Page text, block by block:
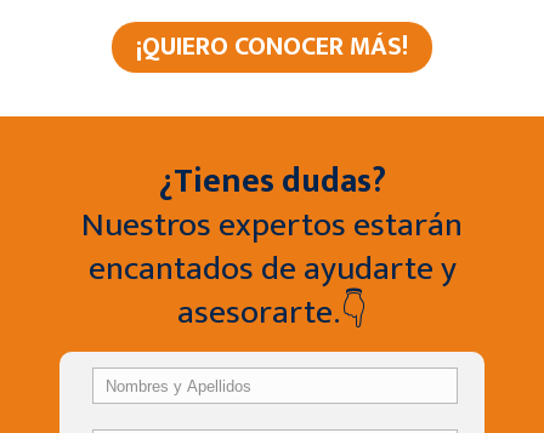
¡QUIERO CONOCER MÁS!
¿Tienes dudas?
Nuestros expertos estarán
encantados de ayudarte y
asesorarte.👇